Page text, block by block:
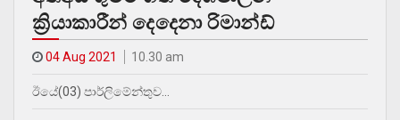
ක්‍රියාකාරීන් දෙදෙනා රිමාන්ඩ්
04 Aug 2021 10.30 am
ඊයේ(03) පාර්ලිමේන්තුව…